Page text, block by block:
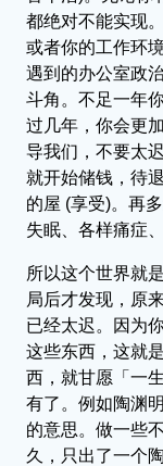
都绝对不能实现
或者你的工作环
遇到的办公室政
斗角。不足一年
过几年，你会更
导我们，不要太
就开始储钱，待
的屋 (享受)。再
失眠、各样痛症
所以这个世界就
局后才发现，原
已经太迟。因为
这些东西，这就
西，就甘愿「一
有了。例如陶渊
的意思。做一些
久，只出了一个